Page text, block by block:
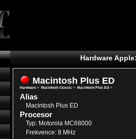
Hardware
Macintosh Plus ED
Hardware> Macintosh Classic> Macintosh Plus ED>
Alias
Macintosh Plus ED
Procesor
Typ: Motorola MC68000
Frekvence: 8 MHz